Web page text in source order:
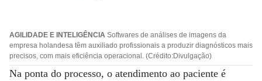
AGILIDADE E INTELIGÊNCIA Softwares de análises de imagens da
empresa holandesa têm auxiliado profissionais a produzir diagnósticos mais
precisos, com mais eficiência operacional. (Crédito:Divulgação)
Na ponta do processo, o atendimento ao paciente é